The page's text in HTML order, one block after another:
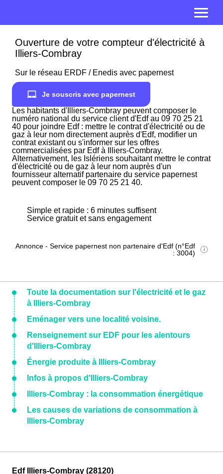
Ouverture de votre compteur d'électricité à
Illiers-Combray
Sur le réseau ERDF / Enedis avec papernest
Je souscris avec papernest
Les habitants d'Illiers-Combray peuvent composer le
numéro national du service client d'Edf au 09 70 25 21
40 pour joindre Edf : mettre le contrat d'électricité ou de
gaz à leur nom directement auprès d'Edf, modifier un
contrat existant ou s'informer sur les offres
commercialisées par Edf à Illiers-Combray.
Alternativement, les Islériens souhaitant mettre le contrat
d'électricité ou de gaz à leur nom auprès d'un
fournisseur alternatif partenaire du service papernest
peuvent composer le 09 70 25 21 40.
Simple et rapide : 6 minutes suffisent
Service gratuit et sans engagement
Annonce - Service papernest non partenaire d'Edf (n°Edf
: 3004)
Toute la documentation sur l'électricité et le gaz
à Illiers-Combray
Eménager vers une localité voisine.
Renseignement sur EDF pour les alentours
d'Illiers-Combray
Énergie produite à Illiers-Combray
Infos à propos d'Illiers-Combray
Illiers-Combray : la consommation énergétique
Les causes de variations de consommation à
Illiers-Combray
Edf Illiers-Combray (28120)